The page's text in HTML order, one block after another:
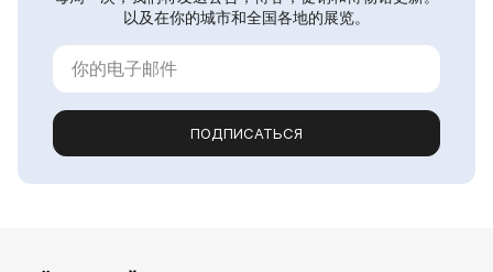
以及在你的城市和全国各地的展览。
ПОДПИСАТЬСЯ